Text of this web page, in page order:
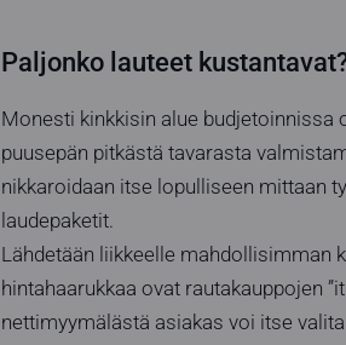
Paljonko lauteet
Monesti kinkkisin alue budjetoinnissa
puusepän pitkästä tavarasta
nikkaroidaan itse lopulliseen mittaan
laudepaketit.
Lähdetään liikkeelle mahdollisimman
hintahaarukkaa ovat rautakauppojen
nettimyymälästä asiakas voi itse